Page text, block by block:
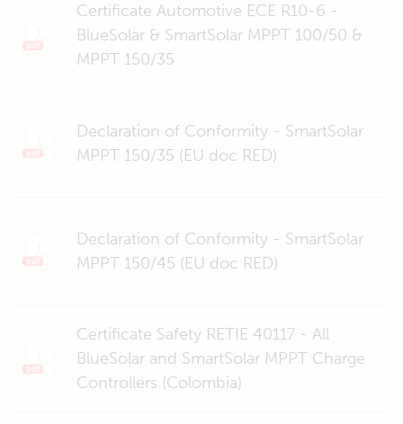
Certificate Automotive ECE R10-6 -
BlueSolar & SmartSolar MPPT 100/50 &
MPPT 150/35
Declaration of Conformity - SmartSolar
MPPT 150/35 (EU doc RED)
Declaration of Conformity - SmartSolar
MPPT 150/45 (EU doc RED)
Certificate Safety RETIE 40117 - All
BlueSolar and SmartSolar MPPT Charge
Controllers (Colombia)